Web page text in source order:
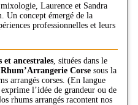
Laurence et Sandra
Un concept émergé de la
professionnelles et leurs
et ancestrales , situées dans le
Corse sous la
arrangés corses. (En langue
l’idée de grandeur ou de
rhums arrangés racontent nos